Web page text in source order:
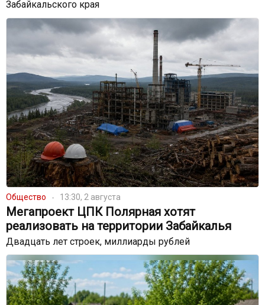
Забайкальского края
Общество 13:30, 2 августа
Мегапроект ЦПК Полярная хотят
реализовать на территории Забайкалья
Двадцать лет строек, миллиарды рублей